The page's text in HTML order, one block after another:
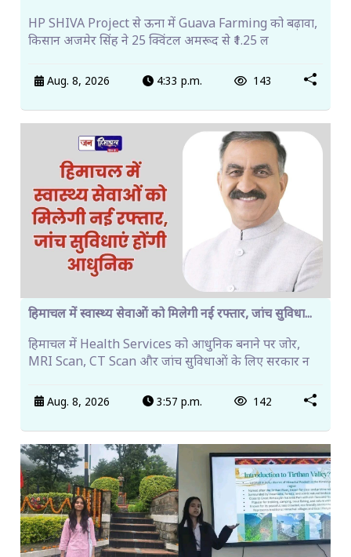
HP SHIVA Project से ऊना में Guava Farming को बढ़ावा,
किसान अजमेर सिंह ने 25 क्विंटल अमरूद से ₹1.25 ल
Aug. 8, 2026 4:33 p.m. 143
हिमाचल में स्वास्थ्य सेवाओं को मिलेगी नई रफ्तार, जांच सुविधा...
हिमाचल में Health Services को आधुनिक बनाने पर जोर,
MRI Scan, CT Scan और जांच सुविधाओं के लिए सरकार न
Aug. 8, 2026 3:57 p.m. 142